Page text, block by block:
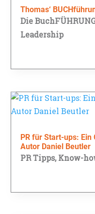
Thomas‘
Die
Leadership
PR für Start-ups: Ein
Autor Daniel Beutler
PR Tipps,Know-